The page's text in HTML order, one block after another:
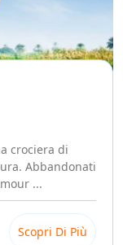
crociera di
Abbandonati
...
Scopri Di Più